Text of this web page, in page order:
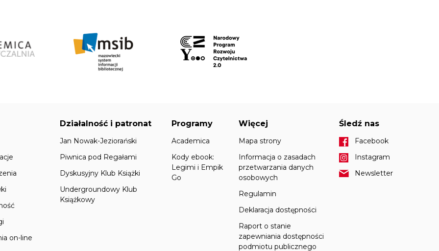
on-line
Działalność i patronat
Jan Nowak-Jeziorański
Piwnica pod Regałami
Dyskusyjny Klub Książki
Undergroundowy Klub
Książkowy
Programy
Academica
Kody ebook:
Legimi i Empik
Go
Więcej
Mapa strony
Informacja o zasadach
przetwarzania danych
osobowych
Regulamin
Deklaracja dostępności
Raport o stanie
zapewniania dostępności
podmiotu publicznego
Śledź nas
Facebook
Instagram
Newsletter